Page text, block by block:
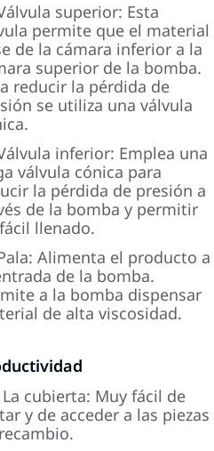
superior: Esta
permite que el material
de la cámara inferior a la
superior de la bomba.
reducir la pérdida de
se utiliza una válvula
inferior: Emplea una
válvula cónica para
la pérdida de presión a
de la bomba y permitir
llenado.
Alimenta el producto a
de la bomba.
a la bomba dispensar
de alta viscosidad.
cubierta: Muy fácil de
y de acceder a las piezas